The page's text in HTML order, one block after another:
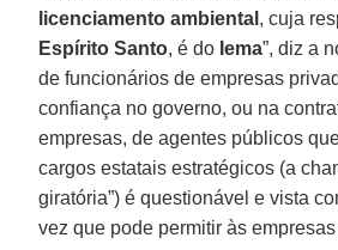
licenciamento ambiental , cuja
Espírito Santo, é do Iema”, diz a
de funcionários de empresas
confiança no governo, ou na
empresas, de agentes públicos
cargos estatais estratégicos (a
giratória”) é questionável e vista
vez que pode permitir às